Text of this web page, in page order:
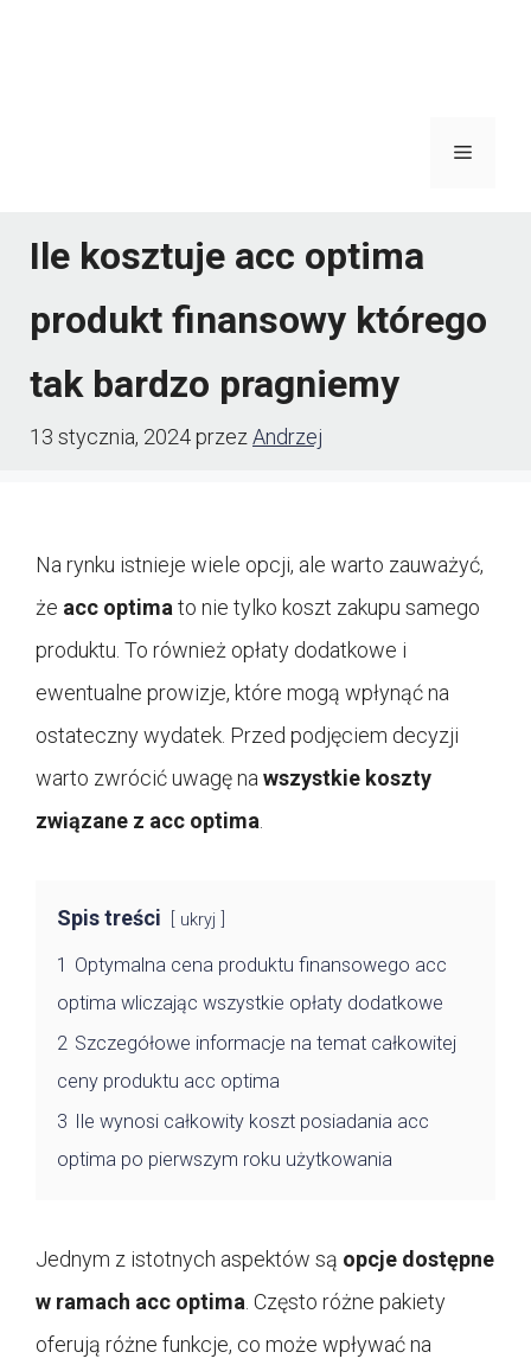
Menu
Ile kosztuje acc optima
produkt finansowy którego
tak bardzo pragniemy
13 stycznia, 2024przezAndrzej
Na rynku istnieje wiele opcji, ale warto zauważyć,
że acc optima to nie tylko koszt zakupu samego
produktu. To również opłaty dodatkowe i
ewentualne prowizje, które mogą wpłynąć na
ostateczny wydatek. Przed podjęciem decyzji
warto zwrócić uwagę na wszystkie koszty
związane z acc optima
Spis treści ukryj
1 Optymalna cena produktu finansowego acc
optima wliczając wszystkie opłaty dodatkowe
2 Szczegółowe informacje na temat całkowitej
ceny produktu acc optima
3 Ile wynosi całkowity koszt posiadania acc
optima po pierwszym roku użytkowania
Jednym z istotnych aspektów są opcje dostępne
w ramach acc optima . Często różne pakiety
oferują różne funkcje, co może wpływać na